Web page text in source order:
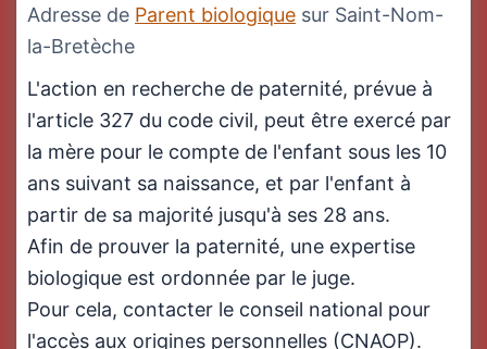
Adresse de Parent biologique sur Saint-Nom-
la-Bretèche
L'action en recherche de paternité, prévue à
l'article 327 du code civil, peut être exercé par
la mère pour le compte de l'enfant sous les 10
ans suivant sa naissance, et par l'enfant à
partir de sa majorité jusqu'à ses 28 ans.
Afin de prouver la paternité, une expertise
biologique est ordonnée par le juge.
Pour cela, contacter le conseil national pour
l'accès aux origines personnelles (CNAOP).